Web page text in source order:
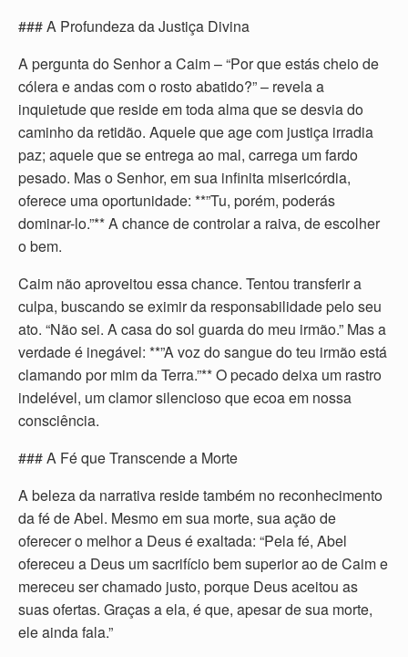
### A Profundeza da Justiça Divina
A pergunta do Senhor a Caim – “Por que estás cheio de
cólera e andas com o rosto abatido?” – revela a
inquietude que reside em toda alma que se desvia do
caminho da retidão. Aquele que age com justiça irradia
paz; aquele que se entrega ao mal, carrega um fardo
pesado. Mas o Senhor, em sua infinita misericórdia,
oferece uma oportunidade: **”Tu, porém, poderás
dominar-lo.”** A chance de controlar a raiva, de escolher
o bem.
Caim não aproveitou essa chance. Tentou transferir a
culpa, buscando se eximir da responsabilidade pelo seu
ato. “Não sei. A casa do sol guarda do meu irmão.” Mas a
verdade é inegável: **”A voz do sangue do teu irmão está
clamando por mim da Terra.”** O pecado deixa um rastro
indelével, um clamor silencioso que ecoa em nossa
consciência.
### A Fé que Transcende a Morte
A beleza da narrativa reside também no reconhecimento
da fé de Abel. Mesmo em sua morte, sua ação de
oferecer o melhor a Deus é exaltada: “Pela fé, Abel
ofereceu a Deus um sacrifício bem superior ao de Caim e
mereceu ser chamado justo, porque Deus aceitou as
suas ofertas. Graças a ela, é que, apesar de sua morte,
ele ainda fala.”